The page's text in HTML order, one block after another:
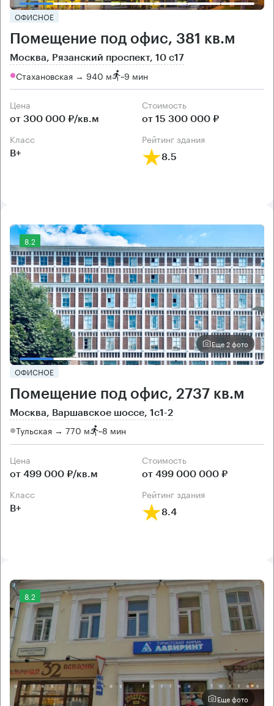
ОФИСНОЕ
Помещение под офис, 381 кв.м
Москва, Рязанский проспект, 10 с17
Стахановская → 940 м ~9 мин
Цена
от 300 000 ₽/кв.м
Cтоимость
от 15 300 000 ₽
класс
B+
рейтинг здания
8.5
8.2
Еще 2 фото
ОФИСНОЕ
Помещение под офис, 2737 кв.м
Москва, Варшавское шоссе, 1с1-2
Тульская → 770 м ~8 мин
Цена
от 499 000 ₽/кв.м
Cтоимость
от 499 000 000 ₽
класс
B+
рейтинг здания
8.4
8.2
Еще фото